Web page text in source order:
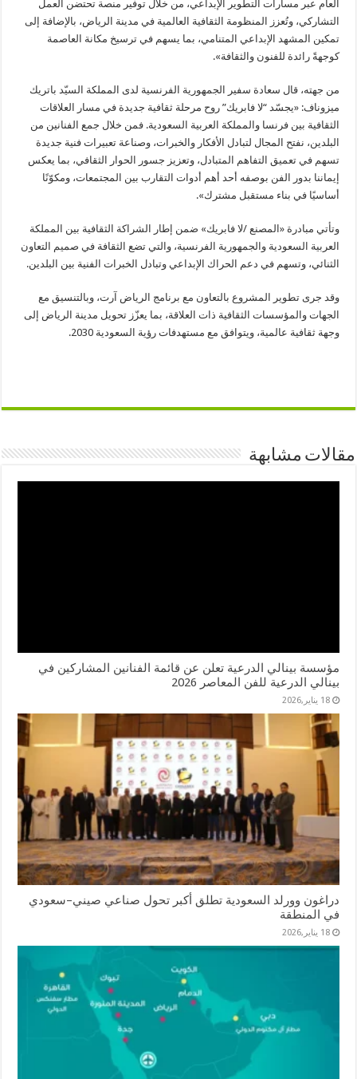
العام عبر مسارات التطوير الإبداعي، من خلال توفير منصة تحتضن العمل
التشاركي، وتُعزز المنظومة الثقافية العالمية في مدينة الرياض، بالإضافة إلى
تمكين المشهد الإبداعي المتنامي، بما يسهم في ترسيخ مكانة العاصمة
كوجهةً رائدة للفنون والثقافة».
من جهته، قال سعادة سفير الجمهورية الفرنسية لدى المملكة السيّد باتريك
ميزوناف: «يجسّد “لا فابريك” روح مرحلة ثقافية جديدة في مسار العلاقات
الثقافية بين فرنسا والمملكة العربية السعودية. فمن خلال جمع الفنانين من
البلدين، نفتح المجال لتبادل الأفكار والخبرات، وصناعة تعبيرات فنية جديدة
تسهم في تعميق التفاهم المتبادل، وتعزيز جسور الحوار الثقافي، بما يعكس
إيماننا بدور الفن بوصفه أحد أهم أدوات التقارب بين المجتمعات، ومكوّنًا
أساسيًا في بناء مستقبل مشترك».
وتأتي مبادرة «المصنع /لا فابريك» ضمن إطار الشراكة الثقافية بين المملكة
العربية السعودية والجمهورية الفرنسية، والتي تضع الثقافة في صميم التعاون
الثنائي، وتسهم في دعم الحراك الإبداعي وتبادل الخبرات الفنية بين البلدين.
وقد جرى تطوير المشروع بالتعاون مع برنامج الرياض آرت، وبالتنسيق مع
الجهات والمؤسسات الثقافية ذات العلاقة، بما يعزّز تحويل مدينة الرياض إلى
وجهة ثقافية عالمية، ويتوافق مع مستهدفات رؤية السعودية 2030.
مقالات مشابهة
مؤسسة بينالي الدرعية تعلن عن قائمة الفنانين المشاركين في
بينالي الدرعية للفن المعاصر 2026
18 يناير,2026
دراغون وورلد السعودية تطلق أكبر تحول صناعي صيني–سعودي
في المنطقة
18 يناير,2026